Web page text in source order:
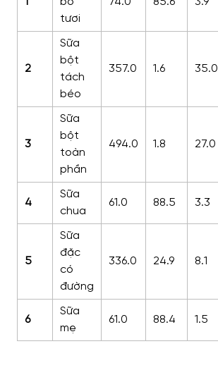
tươi
2
Sữa
bột
tách
béo
357.0 1.6 35.0
3
Sữa
bột
toàn
phần
494.0 1.8 27.0
4
Sữa
chua
61.0 88.5 3.3
5
Sữa
đặc
có
đường
336.0 24.9 8.1
6
Sữa
mẹ
61.0 88.4 1.5